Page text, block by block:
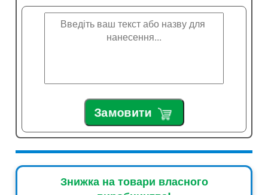
Замовити
Знижка на товари власного